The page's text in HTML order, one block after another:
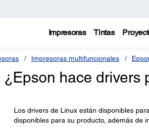
Impresoras Tintas
Impresoras multifuncionales
¿Epson hace drivers
Los drivers de Linux están disponibles
disponibles para su producto, además de